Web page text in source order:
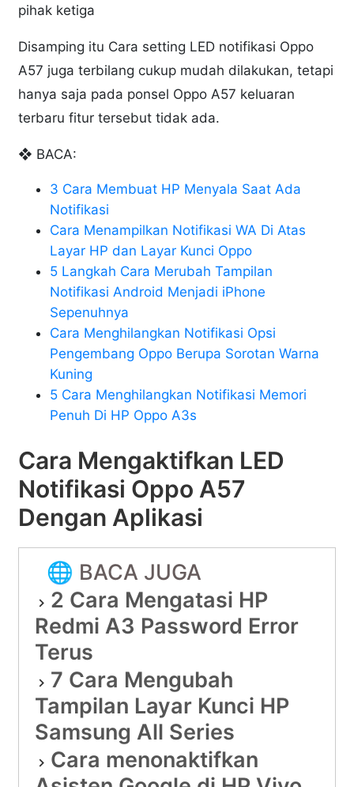
pihak ketiga
Disamping itu Cara setting LED notifikasi Oppo
A57 juga terbilang cukup mudah dilakukan, tetapi
hanya saja pada ponsel Oppo A57 keluaran
terbaru fitur tersebut tidak ada.
❖ BACA:
3 Cara Membuat HP Menyala Saat Ada
Notifikasi
Cara Menampilkan Notifikasi WA Di Atas
Layar HP dan Layar Kunci Oppo
5 Langkah Cara Merubah Tampilan
Notifikasi Android Menjadi iPhone
Sepenuhnya
Cara Menghilangkan Notifikasi Opsi
Pengembang Oppo Berupa Sorotan Warna
Kuning
5 Cara Menghilangkan Notifikasi Memori
Penuh Di HP Oppo A3s
Cara Mengaktifkan LED
Notifikasi Oppo A57
Dengan Aplikasi
🌐 BACA JUGA
2 Cara Mengatasi HP
Redmi A3 Password Error
Terus
7 Cara Mengubah
Tampilan Layar Kunci HP
Samsung All Series
Cara menonaktifkan